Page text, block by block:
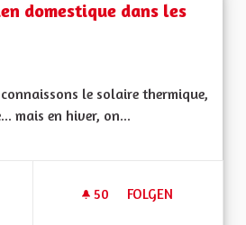
domestique dans les
le solaire thermique,
mais en hiver, on...
50 50 FOLLOWER
FOLGEN
AUTORISER